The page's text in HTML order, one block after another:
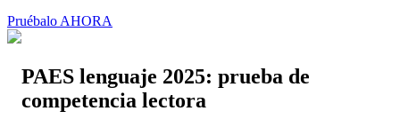
Pruébalo AHORA
PAES lenguaje 2025: prueba de
competencia lectora